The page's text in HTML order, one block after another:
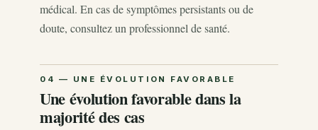
médical. En cas de symptômes persistants ou de
doute, consultez un professionnel de santé.
Une évolution favorable dans la
majorité des cas